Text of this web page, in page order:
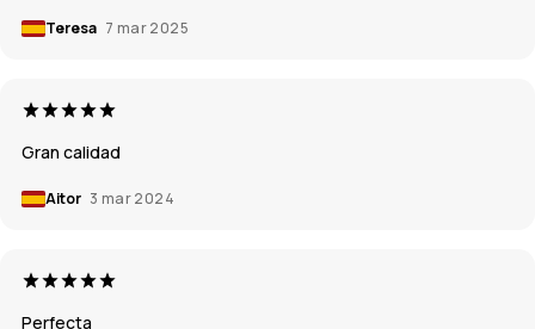
Teresa 7 mar 2025
Gran calidad
Aitor 3 mar 2024
Perfecta